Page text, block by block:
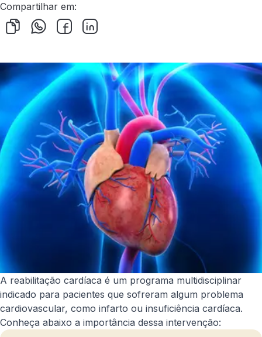
Compartilhar em:
A reabilitação cardíaca é um programa multidisciplinar
indicado para pacientes que sofreram algum problema
cardiovascular, como infarto ou insuficiência cardíaca.
Conheça abaixo a importância dessa intervenção: